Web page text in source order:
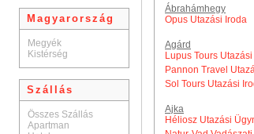
Magyarország
Megyék
Kistérség
Szállás
Összes Szállás
Apartman
Ábrahámhegy
Opus Utazási Iroda
Agárd
Lupus Tours
Pannon Travel
Sol Tours Utazási
Ajka
Héliosz Utazási